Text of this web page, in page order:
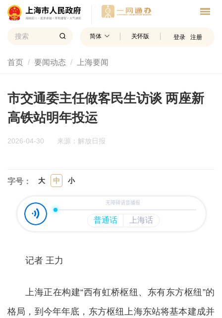
简体 关怀版 登录 注册
首页 要闻动态 上海要闻
市交通委主任做客民生访谈 两座新
高铁站明年投运
2026-04-30 来源：解放日报
字号： 大 中 小
记者 王力
上海正在构建“西有虹桥枢纽、东有东方枢纽”的
格局，到今年年底，东方枢纽上海东站将基本建成并